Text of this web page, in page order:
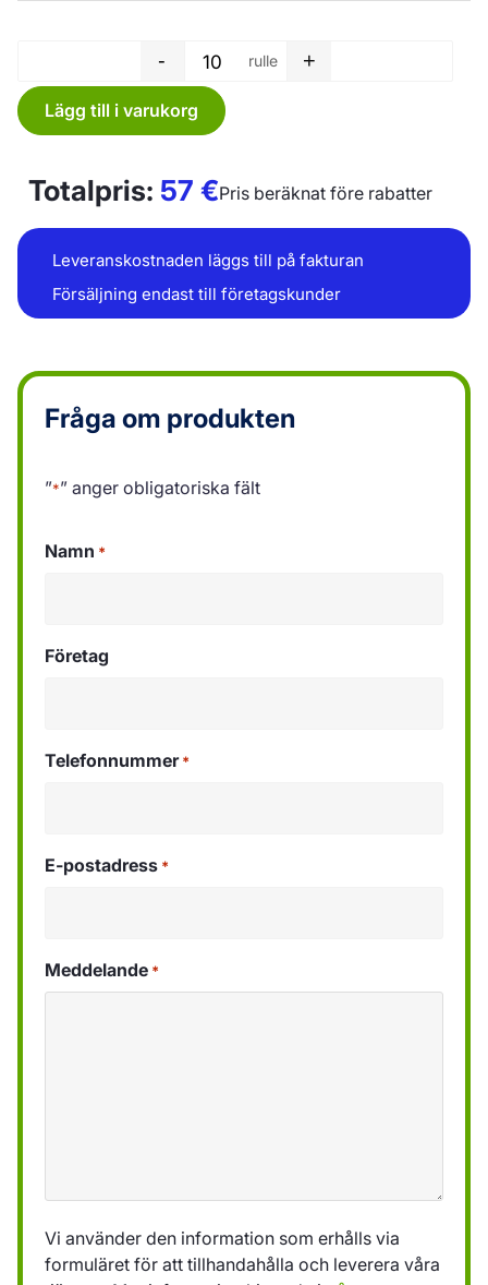
Sopsäck rulle - 150 L - 750 x
- rulle +
Lägg till i varukorg
Totalpris: 57 €Pris beräknat före rabatter
Leveranskostnaden läggs till på fakturan
Försäljning endast till företagskunder
Fråga om produkten
”*” anger obligatoriska fält
Namn *
Företag
Telefonnummer *
E-postadress *
Meddelande *
Vi använder den information som erhålls via
formuläret för att tillhandahålla och leverera våra